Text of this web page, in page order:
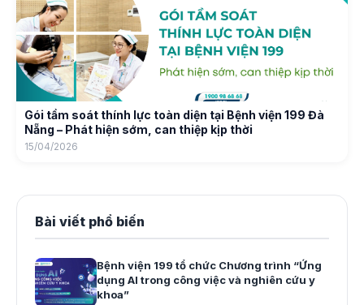
Gói tầm soát thính lực toàn diện tại Bệnh viện 199 Đà
Nẵng – Phát hiện sớm, can thiệp kịp thời
15/04/2026
Bài viết phổ biến
Bệnh viện 199 tổ chức Chương trình “Ứng
dụng AI trong công việc và nghiên cứu y
khoa”